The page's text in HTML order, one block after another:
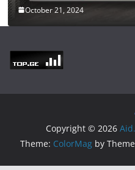
October 21, 2024
Copyright © 2026
Theme: ColorMag by